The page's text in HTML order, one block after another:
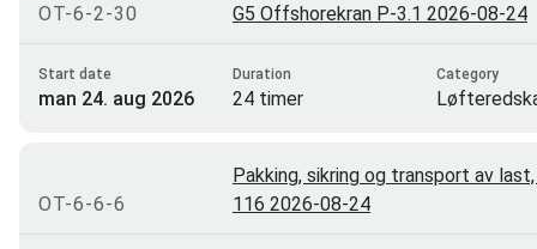
OT-6-2-30
Start date
man 24. aug 2026
G5 Offshorekran P-3.1 2026-08-24
Duration
24 timer
Category
OT-6-6-6
Pakking, sikring og transport av last,
116 2026-08-24